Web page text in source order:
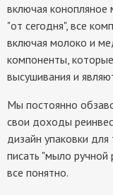
включая конопляное
"от сегодня", все
включая молоко и
компоненты,
высушивания и
Мы постоянно
свои доходы
дизайн упаковки
писать "мыло ручной
все понятно.